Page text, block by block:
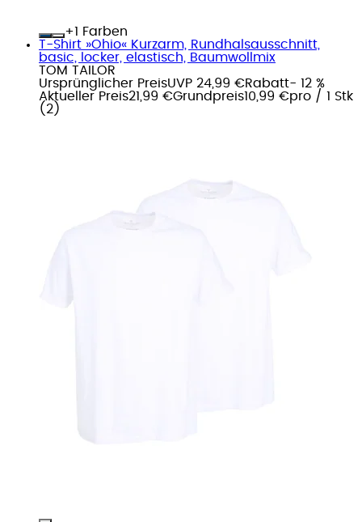
+
Farben
T-Shirt »Ohio« Kurzarm, Rundhalsausschnitt,
basic, locker, elastisch, Baumwollmix
TOM TAILOR
Ursprünglicher PreisUVP 24,99 €Rabatt- 12 %
Aktueller Preis21,99 €Grundpreis10,99 €pro / 1 Stk
( 2 )